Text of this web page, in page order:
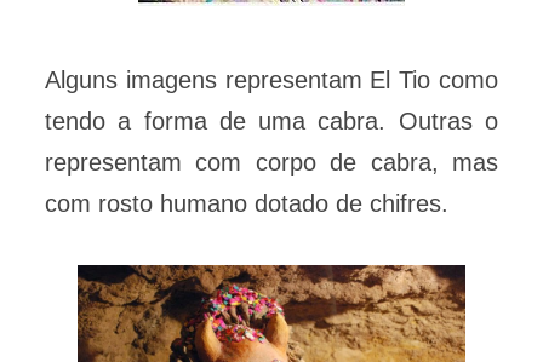
Alguns imagens representam El Tio como
tendo a forma de uma cabra. Outras o
representam com corpo de cabra, mas
com rosto humano dotado de chifres.